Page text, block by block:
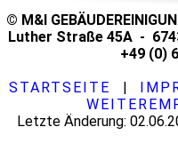
© M&I
Luther Straße 45A -
+49 (0)
STARTSEITE
Letzte Änderung: